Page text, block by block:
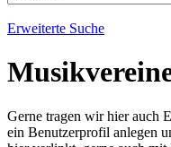
Erweiterte Suche
Gerne tragen wir hier auch
ein Benutzerprofil anlegen